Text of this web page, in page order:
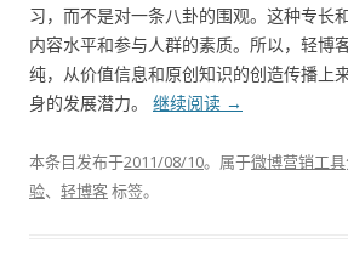
习，而不是对一条八卦的围观。这种专长
内容水平和参与人群的素质。所以，轻博
纯，从价值信息和原创知识的创造传播上
身的发展潜力。 继续阅读 →
本条目发布于2011/08/10。属于微博营销工具
验、 轻博客标签。